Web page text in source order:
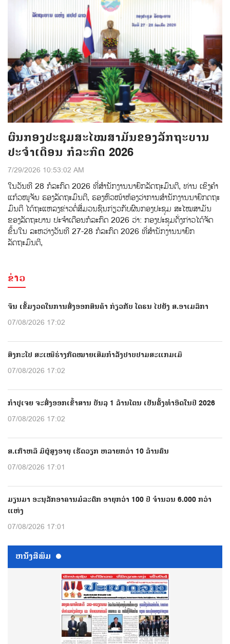
ຜົນກອງປະຊຸມສະໄໝສາມັນຂອງລັກຖະບານ
ປະຈຳເດືອນ ກໍລະກົດ 2026
7/29/2026 10:53:02 AM
ໃນວັນທີ 28 ກໍລະກົດ 2026 ທີ່ສໍານັກງານນາຍົກລັດຖະມົນຕີ, ທ່ານ ເຂິງຄຳ
ແກ້ວໜູຈັນ ຮອງລັດຖະມົນຕີ, ຮອງຫົວໜ້າຫ້ອງວ່າການສໍານັກງານນາຍົກດຖະ
ມົນຕີ ໄດ້ຖະແຫລງຂ່າວຕໍ່ສ່ືມວນຊົນກ່ຽວກັບຜົນກອງປະຊຸມ ສະໄໝສາມັນ
ຂອງລັດຖະບານ ປະຈຳເດືອນກໍລະກົດ 2026 ວ່າ: ກອງປະຊຸມດັ່ງກ່າວໄດ້ຈັດ
ຂຶ້ນໃນ ລະຫວ່າງວັນທີ 27-28 ກໍລະກົດ 2026 ທີ່ສໍານັກງານນາຍົກ
ລັດຖະມົນຕີ,
ຂ່າວ
ຈີນ ເຂັ້ມງວດໃນການສົ່ງອອກສິນຄ້າ ກ່ຽວກັບ ໂດຣນ ໄປຍັງ ສ.ອາເມລິກາ
07/08/2026 17:02
ສິງກະໂປ ສະເໜີຮ່າງກົດໝາຍເສີມກຳລັງປາບປາມສະແກມເມີ
07/08/2026 17:02
ກຳປູເຈຍ ຈະສົ່ງອອກເຂົ້າສານ ບັນລຸ 1 ລ້ານໂຕນ ເປັນຄັ້ງທຳອິດໃນປີ 2026
07/08/2026 17:02
ສ.ເກົາຫລີ ມີຜູ້ສູງອາຍຸ ເຮັດວຽກ ຫລາຍກວ່າ 10 ລ້ານຄົນ
07/08/2026 17:01
ມຽນມາ ອະນຸລັກອາຄານມໍລະດົກ ອາຍຸກວ່າ 100 ປີ ຈຳນວນ 6.000 ກວ່າ
ແຫ່ງ
07/08/2026 17:01
ຫນ້ັງສືພິມ